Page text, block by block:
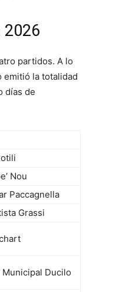
2026
partidos. A lo
emitió la totalidad
días de
Nou
Paccagnella
Grassi
Ducilo